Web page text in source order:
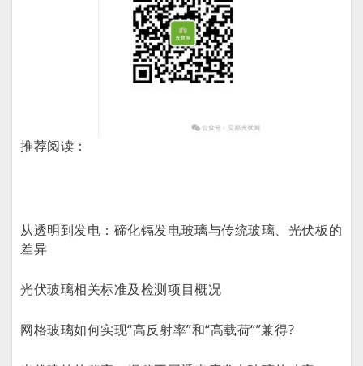
推荐阅读：
从透明到发电：碲化镉发电玻璃与传统玻璃、光伏板的
差异
光伏玻璃相关标准及检测项目概况
网格玻璃如何实现“高反射率”和“高载荷“”兼得?